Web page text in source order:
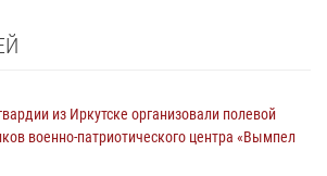
из Иркутске организовали полевой
военно-патриотического центра «Вымпел